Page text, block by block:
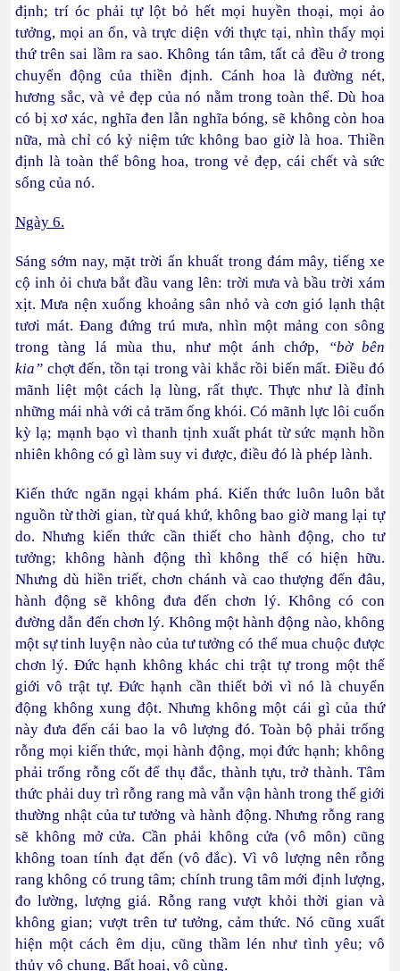
định; trí óc phải tự lột bỏ hết mọi huyền thoại, mọi ảo
tưởng, mọi an ổn, và trực diện với thực tại, nhìn thấy mọi
thứ trên sai lầm ra sao. Không tán tâm, tất cả đều ở trong
chuyển động của thiền định. Cánh hoa là đường nét,
hương sắc, và vẻ đẹp của nó nằm trong toàn thể. Dù hoa
có bị xơ xác, nghĩa đen lẫn nghĩa bóng, sẽ không còn hoa
nữa, mà chỉ có kỷ niệm tức không bao giờ là hoa. Thiền
định là toàn thể bông hoa, trong vẻ đẹp, cái chết và sức
sống của nó.
Ngày 6.
Sáng sớm nay, mặt trời ẩn khuất trong đám mây, tiếng xe
cộ inh ỏi chưa bắt đầu vang lên: trời mưa và bầu trời xám
xịt. Mưa nện xuống khoảng sân nhỏ và cơn gió lạnh thật
tươi mát. Đang đứng trú mưa, nhìn một mảng con sông
trong tàng lá mùa thu, như một ánh chớp,
“bờ bên
kia” chợt đến, tồn tại trong vài khắc rồi biến mất. Điều đó
mãnh liệt một cách lạ lùng, rất thực. Thực như là đỉnh
những mái nhà với cả trăm ống khói. Có mãnh lực lôi cuốn
kỳ lạ; mạnh bạo vì thanh tịnh xuất phát từ sức mạnh hồn
nhiên không có gì làm suy vi được, điều đó là phép lành.
Kiến thức ngăn ngại khám phá. Kiến thức luôn luôn bắt
nguồn từ thời gian, từ quá khứ, không bao giờ mang lại tự
do. Nhưng kiến thức cần thiết cho hành động, cho tư
tưởng; không hành động thì không thể có hiện hữu.
Nhưng dù hiền triết, chơn chánh và cao thượng đến đâu,
hành động sẽ không đưa đến chơn lý. Không có con
đường dẫn đến chơn lý. Không một hành động nào, không
một sự tinh luyện nào của tư tưởng có thể mua chuộc được
chơn lý. Đức hạnh không khác chi trật tự trong một thế
giới vô trật tự. Đức hạnh cần thiết bởi vì nó là chuyển
động không xung đột. Nhưng không một cái gì của thứ
này đưa đến cái bao la vô lượng đó. Toàn bộ phải trống
rỗng mọi kiến thức, mọi hành động, mọi đức hạnh; không
phải trống rỗng cốt để thụ đắc, thành tựu, trở thành. Tâm
thức phải duy trì rỗng rang mà vẫn vận hành trong thế giới
thường nhật của tư tưởng và hành động. Nhưng rỗng rang
sẽ không mở cửa. Cần phải không cửa (vô môn) cũng
không toan tính đạt đến (vô đắc). Vì vô lượng nên rỗng
rang không có trung tâm; chính trung tâm mới định lượng,
đo lường, lượng giá. Rỗng rang vượt khỏi thời gian và
không gian; vượt trên tư tưởng, cảm thức. Nó cũng xuất
hiện một cách êm dịu, cũng thầm lén như tình yêu; vô
thủy vô chung. Bất hoại, vô cùng.